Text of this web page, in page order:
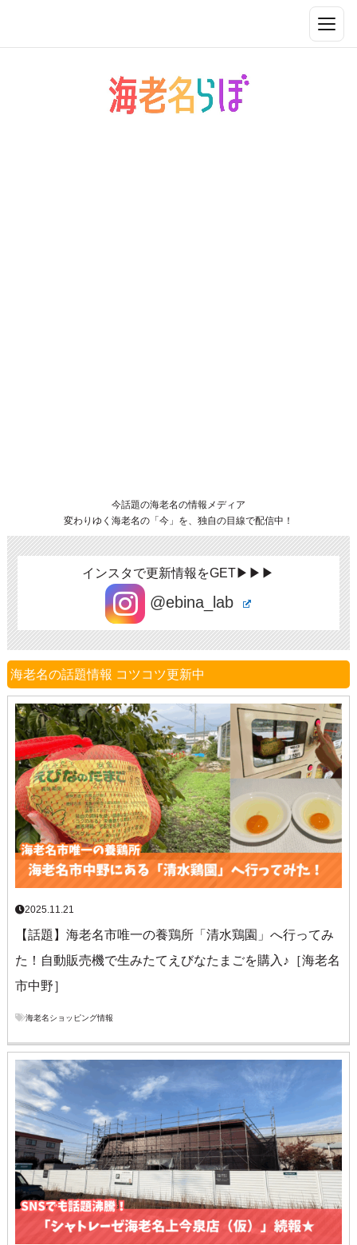
今話題の海老名の情報メディア
変わりゆく海老名の「今」を、独自の目線で配信中！
インスタで更新情報をGET▶▶▶
@ebina_lab
海老名の話題情報 コツコツ更新中
2025.11.21
【話題】海老名市唯一の養鶏所「清水鶏園」へ行ってみ
た！自動販売機で生みたてえびなたまごを購入♪［海老名
市中野］
海老名ショッピング情報